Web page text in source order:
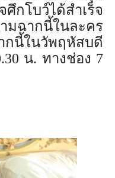
กโบว์ได้สำเร็จ
ากนี้ในละคร
กนี้ในวัพฤหัสบดี
น. ทางช่อง 7